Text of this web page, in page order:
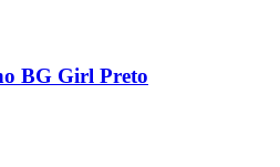
BG Girl Preto